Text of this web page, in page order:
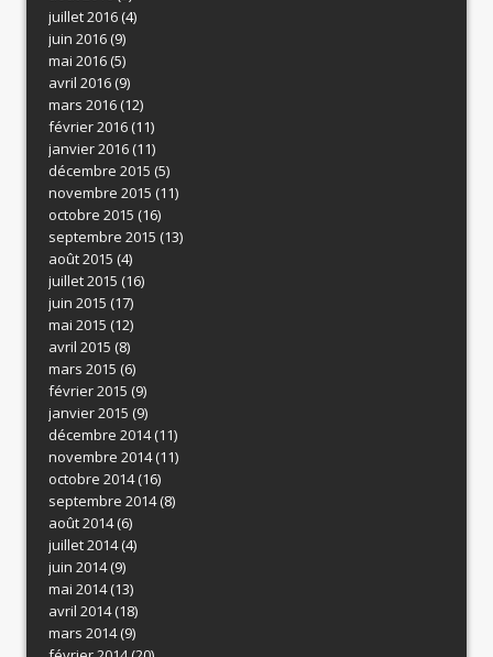
juillet 2016(4)
juin 2016(9)
mai 2016(5)
avril 2016(9)
mars 2016(12)
février 2016(11)
janvier 2016(11)
décembre 2015 (5)
novembre 2015 (11)
octobre 2015 (16)
septembre 2015 (13)
août 2015 (4)
juillet 2015 (16)
juin 2015 (17)
mai 2015 (12)
avril 2015 (8)
mars 2015 (6)
février 2015 (9)
janvier 2015 (9)
décembre 2014(11)
novembre 2014(11)
octobre 2014(16)
septembre 2014(8)
août 2014(6)
juillet 2014(4)
juin 2014(9)
mai 2014(13)
avril 2014(18)
mars 2014(9)